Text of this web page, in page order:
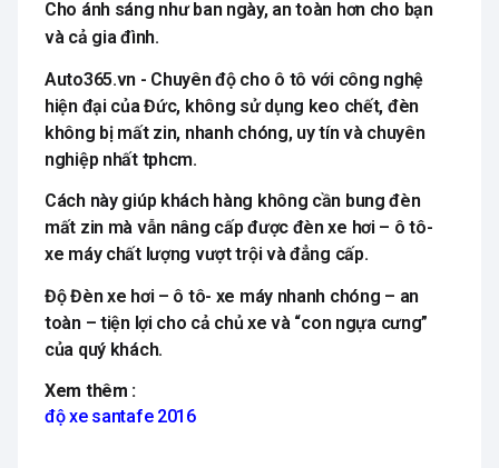
Cho ánh sáng như ban ngày, an toàn hơn cho bạn
và cả gia đình.
Auto365.vn - Chuyên độ cho ô tô với công nghệ
hiện đại của Đức, không sử dụng keo chết, đèn
không bị mất zin, nhanh chóng, uy tín và chuyên
nghiệp nhất tphcm.
Cách này giúp khách hàng không cần bung đèn
mất zin mà vẫn nâng cấp được đèn xe hơi – ô tô-
xe máy chất lượng vượt trội và đẳng cấp.
Độ Đèn xe hơi – ô tô- xe máy nhanh chóng – an
toàn – tiện lợi cho cả chủ xe và “con ngựa cưng”
của quý khách.
Xem thêm :
độ xe santafe 2016